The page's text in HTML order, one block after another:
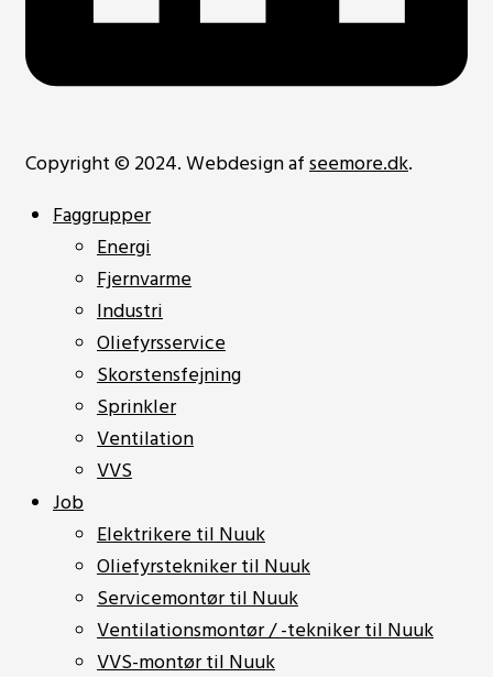
Copyright © 2024. Webdesign afseemore.dk.
Faggrupper
Energi
Fjernvarme
Industri
Oliefyrsservice
Skorstensfejning
Sprinkler
Ventilation
VVS
Job
Elektrikere til Nuuk
Oliefyrstekniker til Nuuk
Servicemontør til Nuuk
Ventilationsmontør / -tekniker til Nuuk
VVS-montør til Nuuk